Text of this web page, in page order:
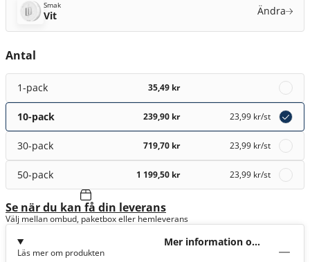
Smak
Vit Ändra
Antal
1-pack 35,49 kr
10-pack 239,90 kr 23,99 kr/st
30-pack 719,70 kr 23,99 kr/st
50-pack 1 199,50 kr 23,99 kr/st
Se när du kan få din leverans
Välj mellan ombud, paketbox eller hemleverans
Mer information om
Läs mer om produkten